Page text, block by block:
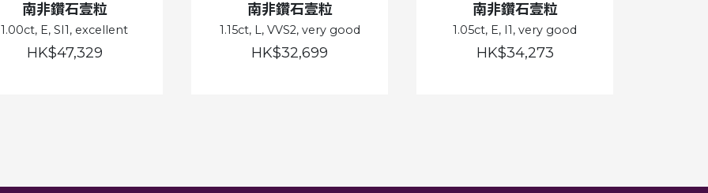
南非鑽石壹粒
1.00ct, E, SI1, excellent
HK$47,329
南非鑽石壹粒
1.15ct, L, VVS2, very good
HK$32,699
南非鑽石壹粒
1.05ct, E, I1, very good
HK$34,273